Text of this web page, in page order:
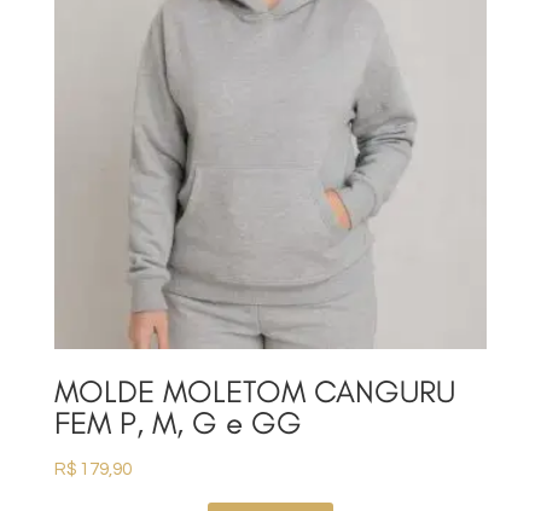
MOLDE MOLETOM CANGURU
FEM P, M, G e GG
R$179,90